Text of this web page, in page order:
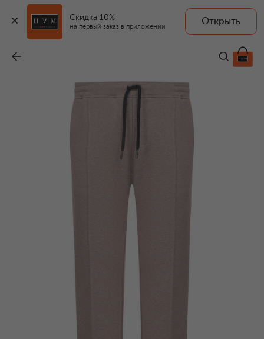
Скидка 10%
на первый заказ в приложении
Открыть
34 800 ₽